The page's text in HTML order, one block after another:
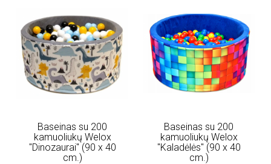
Baseinas su 200
kamuoliukų Welox
"Dinozaurai" (90 x 40
cm.)
Baseinas su 200
kamuoliukų Welox
"Kaladėlės" (90 x 40
cm.)